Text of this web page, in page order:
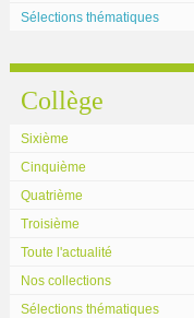
Sélections thématiques
Collège
Sixième
Cinquième
Quatrième
Troisième
Toute l'actualité
Nos collections
Sélections thématiques